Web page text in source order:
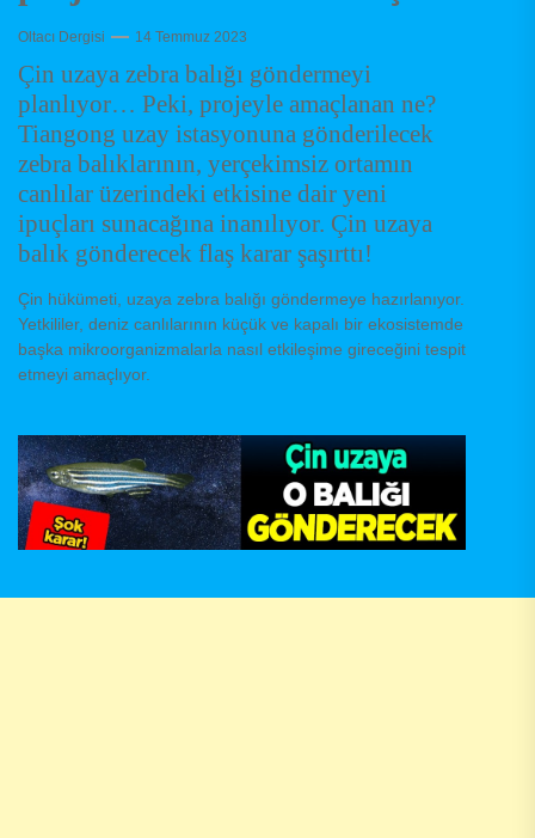
Oltacı Dergisi 14 Temmuz 2023
Çin uzaya zebra balığı göndermeyi
planlıyor… Peki, projeyle amaçlanan ne?
Tiangong uzay istasyonuna gönderilecek
zebra balıklarının, yerçekimsiz ortamın
canlılar üzerindeki etkisine dair yeni
ipuçları sunacağına inanılıyor. Çin uzaya
balık gönderecek flaş karar şaşırttı!
Çin hükümeti, uzaya zebra balığı göndermeye hazırlanıyor.
Yetkililer, deniz canlılarının küçük ve kapalı bir ekosistemde
başka mikroorganizmalarla nasıl etkileşime gireceğini tespit
etmeyi amaçlıyor.